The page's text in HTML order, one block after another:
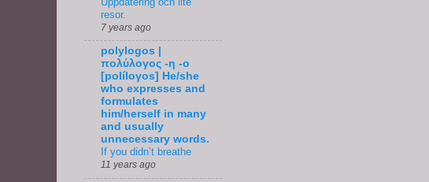
resor.
7 years ago
polylogos |
πολύλογος -η -ο
[políloγos] He/she
who expresses and
formulates
him/herself in many
and usually
unnecessary words.
If you didn’t breathe
11 years ago